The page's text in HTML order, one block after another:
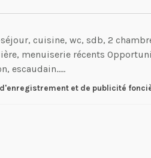
cuisine, wc, sdb, 2
menuiserie récents
escaudain.....
et de publicité